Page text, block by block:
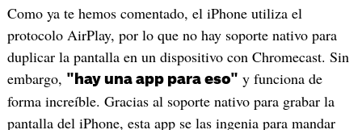
Como ya te hemos comentado, el iPhone utiliza el
protocolo AirPlay, por lo que no hay soporte nativo para
duplicar la pantalla en un dispositivo con Chromecast. Sin
embargo, "hay una app para eso" y funciona de
forma increíble. Gracias al soporte nativo para grabar la
pantalla del iPhone, esta app se las ingenia para mandar